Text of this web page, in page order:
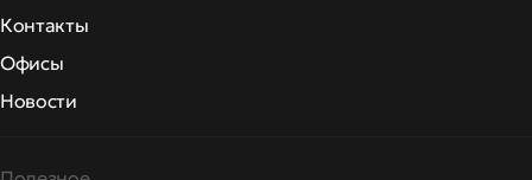
Контакты
Офисы
Новости